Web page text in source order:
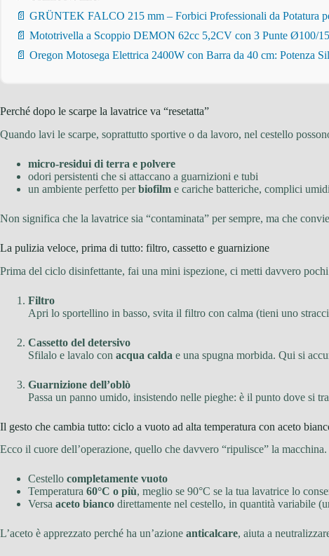
📄 GRÜNTEK FALCO 215 mm – Forbici Professionali da Potatura
📄 Mototrivella a Scoppio DEMON 62cc 5,2CV con 3 Punte Ø100/
📄 Oregon Motosega Elettrica 2400W con Barra da 40 cm: Potenza
Perché dopo le scarpe la lavatrice va “resetatta”
Quando lavi le scarpe, soprattutto sportive o da lavoro, nel cestello
micro-residui di terra e polvere
odori persistenti che si attaccano a guarnizioni e tubi
un ambiente perfetto perbiofilm e cariche batteriche, complici
Non significa che la lavatrice sia “contaminata” per sempre, ma che
La pulizia veloce, prima di tutto: filtro, cassetto e guarnizione
Prima del ciclo disinfettante, fai una mini ispezione, ci metti davvero
Filtro
Apri lo sportellino in basso, svita il filtro con calma (tieni uno
Cassetto del detersivo
Sfilalo e lavalo con acqua calda e una spugna morbida. Qui si
Guarnizione dell’oblò
Passa un panno umido, insistendo nelle pieghe: è il punto dove si
Il gesto che cambia tutto: ciclo a vuoto ad alta temperatura con aceto
Ecco il cuore dell’operazione, quello che davvero “ripulisce” la macchina.
Cestello completamente vuoto
Temperatura 60°C o più, meglio se 90°C se la tua lavatrice lo
Versa aceto bianco direttamente nel cestello, in quantità variabile
L’aceto è apprezzato perché ha un’azione anticalcare, aiuta a